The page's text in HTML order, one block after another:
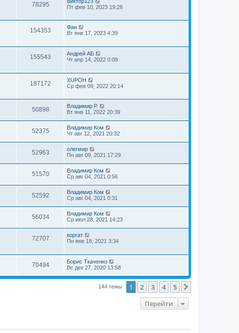
78295
Пт фев 10, 2023 19:26
154353
Фан
Вт янв 17, 2023 4:39
155543
Андрей АБ
Чт апр 14, 2022 0:08
187172
XUPOH
Ср фев 09, 2022 20:14
50898
Владимир Р.
Вт янв 11, 2022 20:39
52375
Владимир Ком
Чт авг 12, 2021 20:32
52963
олегмир
Пн авг 09, 2021 17:29
51570
Владимир Ком
Ср авг 04, 2021 0:56
52592
Владимир Ком
Ср авг 04, 2021 0:31
56034
Владимир Ком
Ср июл 28, 2021 14:23
72707
коргат
Пн янв 18, 2021 3:34
70494
Борис Ткаченко
Вс дек 27, 2020 13:58
144 темы 1 2 3 4 5
Перейти